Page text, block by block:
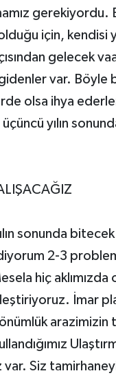
gerekiyordu.
için, kendisi
gelecek
var. Böyle
olsa ihya
üçüncü yılın
sonunda bitecek
2-3
hiç aklımızda
İmar
arazimizin
Siz tamirhaneyi